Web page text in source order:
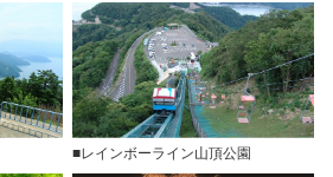
■レインボーライン山頂公園